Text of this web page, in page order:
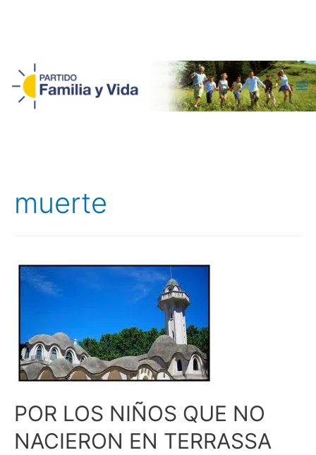
muerte
POR LOS NIÑOS QUE NO
NACIERON EN TERRASSA